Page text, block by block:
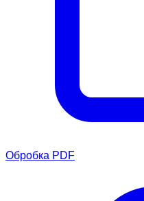
Обробка PDF